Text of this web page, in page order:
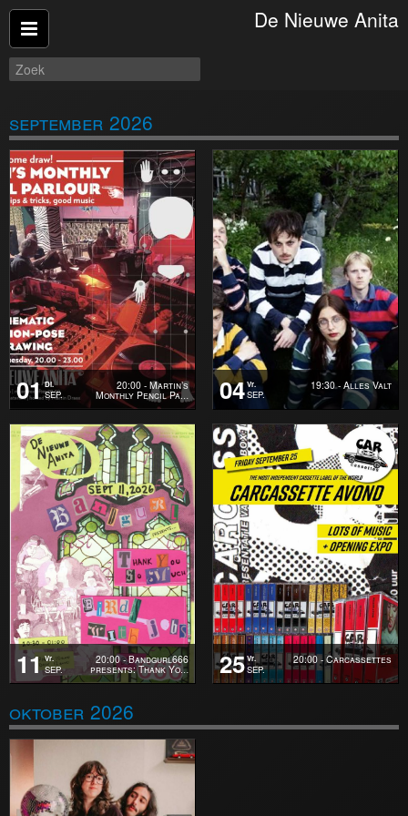
Verder winkelen
Afrekenen
De Nieuwe Anita
september 2026
01 Di.
SEP.
20:00 - Martin’s
Monthly Pencil Pa… 04 Vr.
SEP.
19:30 - Alles Valt
11 Vr.
SEP.
20:00 - Bandgurl666
presents: Thank Yo… 25 Vr.
SEP.
20:00 - Carcassettes
oktober 2026